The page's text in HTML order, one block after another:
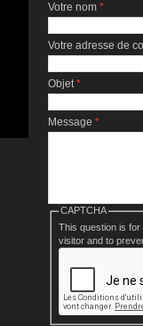
Votre nom*
Votre adresse de
Objet*
Message*
CAPTCHA
This question is
visitor and to